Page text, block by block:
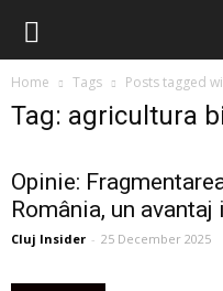
Home Tags Posts tagged
Tag: agricultura
Opinie:
România, un avantaj
Cluj Insider - 25 December 2025